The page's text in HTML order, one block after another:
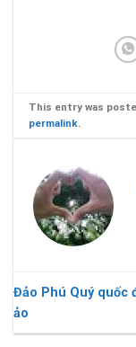
This entry was
permalink.
Đảo Phú Quý quốc
ảo